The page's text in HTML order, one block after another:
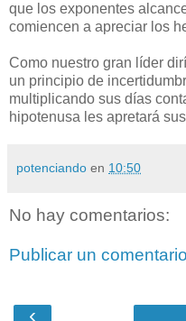
que los exponentes
comiencen a apreciar los
Como nuestro gran líder
un principio de
multiplicando sus días
hipotenusa les apretará
potenciando en 10:50
No hay comentarios:
Publicar un comentario
‹